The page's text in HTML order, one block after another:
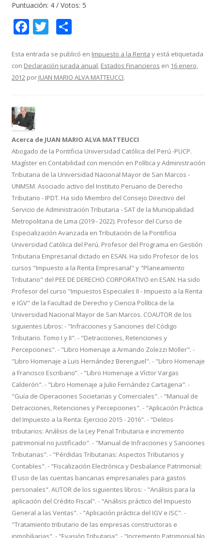
Puntuación: 4 / Votos: 5
F
e
b
o
k
T
itt
er
m
p
Esta entrada se publicó en Impuesto a la Renta y está etiquetada
con Declaración jurada anual, Estados Financieros en 16 enero,
2012 por JUAN MARIO ALVA MATTEUCCI.
Acerca de JUAN MARIO ALVA MATTEUCCI
Abogado de la Pontificia Universidad Católica del Perú -PUCP.
Magíster en Contabilidad con mención en Política y Administración
Tributaria de la Universidad Nacional Mayor de San Marcos -
UNMSM. Asociado activo del Instituto Peruano de Derecho
Tributario - IPDT. Ha sido Miembro del Consejo Directivo del
Servicio de Administración Tributaria - SAT de la Municipalidad
Metropolitana de Lima (2019 - 2022). Profesor del Curso de
Especialización Avanzada en Tributación de la Pontificia
Universidad Católica del Perú. Profesor del Programa en Gestión
Tributaria Empresarial dictado en ESAN. Ha sido Profesor de los
cursos "Impuesto a la Renta Empresarial" y "Planeamiento
Tributario" del PEE DE DERECHO CORPORATIVO en ESAN. Ha sido
Profesor del curso "Impuestos Especiales II - Impuesto a la Renta
e IGV" de la Facultad de Derecho y Ciencia Política de la
Universidad Nacional Mayor de San Marcos. COAUTOR de los
siguientes Libros: - "Infracciones y Sanciones del Código
Tributario. Tomo I y II". - "Detracciones, Retenciones y
Percepciones". - "Libro Homenaje a Armando Zolezzi Möller". -
"Libro Homenaje a Luis Hernández Berenguel". - "Libro Homenaje
a Francisco Escribano”. - "Libro Homenaje a Víctor Vargas
Calderón". - "Libro Homenaje a Julio Fernández Cartagena". -
"Guía de Operaciones Societarias y Comerciales". - "Manual de
Detracciones, Retenciones y Percepciones". - "Aplicación Práctica
del Impuesto a la Renta: Ejercicio 2015 - 2016". - "Delitos
tributarios: Análisis de la Ley Penal Tributaria e incremento
patrimonial no justificado". - "Manual de Infracciones y Sanciones
Tributarias". - "Pérdidas Tributarias: Aspectos Tributarios y
Contables". - "Fiscalización Electrónica y Desbalance Patrimonial:
El uso de las cuentas bancarias empresariales para gastos
personales". AUTOR de los siguientes libros: - "Análisis para la
aplicación del Crédito Fiscal". - "Análisis práctico del Impuesto
General a las Ventas". - "Aplicación práctica del IGV e ISC". -
"Tratamiento tributario de las empresas constructoras e
inmobiliarias". - "Evasión Tributaria". - "Incremento Patrimonial No